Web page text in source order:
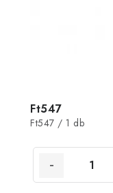
Ft547
Egységár:
Ft547 / 1 db